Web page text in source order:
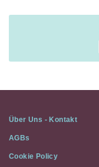
Über Uns - Kontakt
AGBs
Cookie Policy